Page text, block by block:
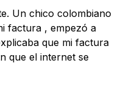
Un chico colombiano
factura , empezó a
que mi factura
que el internet se